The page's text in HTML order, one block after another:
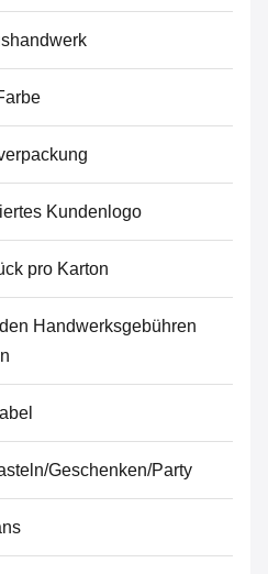
Kundenlogo
pro Karton
Handwerksgebühren
Geschenken/Party